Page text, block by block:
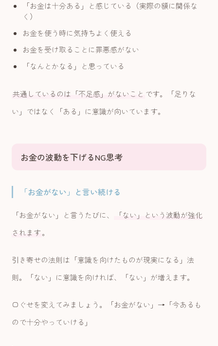
「お金は十分ある」と感じている（実際の額に関係な
く）
お金を使う時に気持ちよく使える
お金を受け取ることに罪悪感がない
「なんとかなる」と思っている
共通しているのは「不足感」がないこと です。「足りな
い」ではなく「ある」に意識が向いています。
お金の波動を下げるNG思考
「お金がない」と言い続ける
「お金がない」と言うたびに、
「ない」という波動が強化
されます。
引き寄せの法則は「意識を向けたものが現実になる」法
則。「ない」に意識を向ければ、「ない」が増えます。
口ぐせを変えてみましょう。「お金がない」→「今あるも
ので十分やっていける」